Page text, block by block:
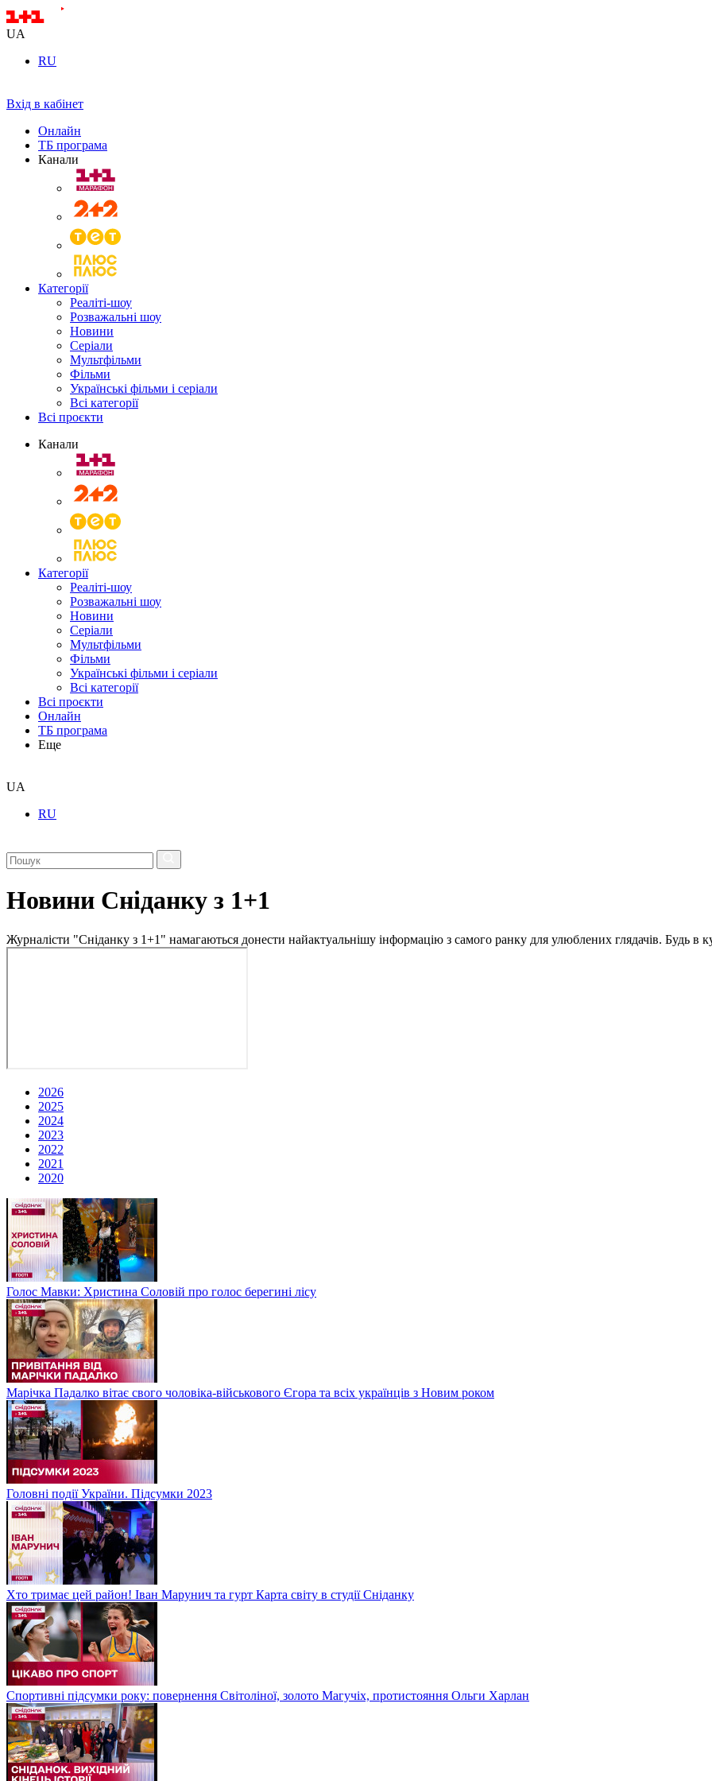
UA
RU
Вхід в кабінет
Онлайн
ТБ програма
Канали
Категорії
Реаліті-шоу
Розважальні шоу
Новини
Серіали
Мультфільми
Фільми
Українські фільми і серіали
Всі категорії
Всі проєкти
Канали
Категорії
Реаліті-шоу
Розважальні шоу
Новини
Серіали
Мультфільми
Фільми
Українські фільми і серіали
Всі категорії
Всі проєкти
Онлайн
ТБ програма
Еще
UA
RU
Новини Сніданку з 1+1
Журналісти "Сніданку з 1+1" намагаються донести найактуальнішу інформацію з самого ранку для улюблених глядачів. Будь в
2026
2025
2024
2023
2022
2021
2020
Голос Мавки: Христина Соловій про голос берегині лісу
Марічка Падалко вітає свого чоловіка-військового Єгора та всіх українців з Новим роком
Головні події України. Підсумки 2023
Хто тримає цей район! Іван Марунич та гурт Карта світу в студії Сніданку
Спортивні підсумки року: повернення Світоліної, золото Магучіх, протистояння Ольги Харлан